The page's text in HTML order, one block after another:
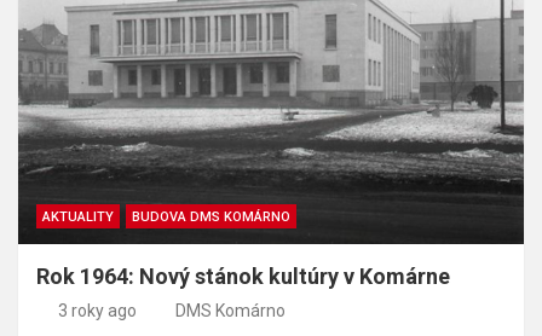
AKTUALITY BUDOVA DMS KOMÁRNO
Rok 1964: Nový stánok kultúry v Komárne
3 roky ago DMS Komárno